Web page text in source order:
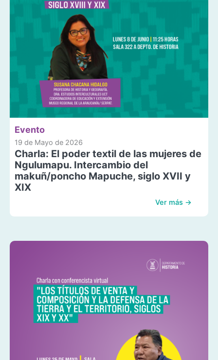
Evento
19 de Mayo de 2026
Charla: El poder textil de las mujeres de
Ngulumapu. Intercambio del
makuñ/poncho Mapuche, siglo XVII y
XIX
Ver más →